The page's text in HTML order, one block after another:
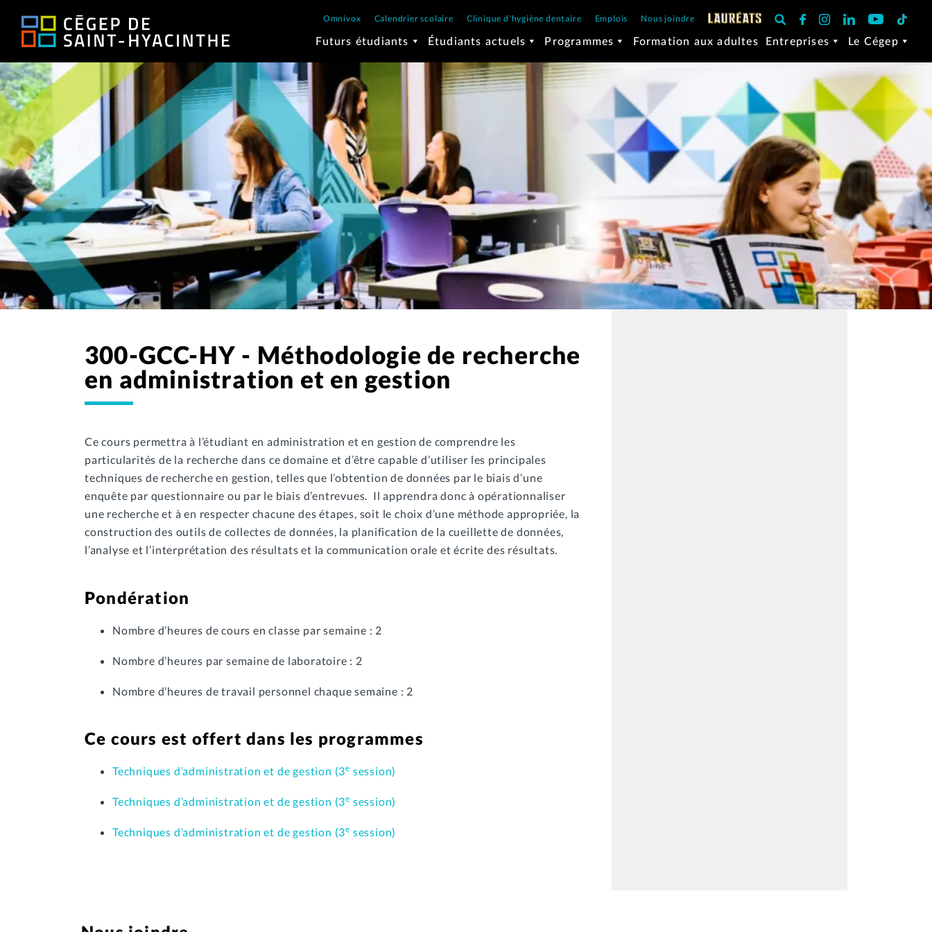
Omnivox Calendrier scolaire Clinique d’hygiène dentaire Emplois Nous joindre
Futurs étudiants Étudiants actuels Programmes Formation aux adultes Entreprises Le Cégep
300-GCC-HY - Méthodologie de recherche
en administration et en gestion
Ce cours permettra à l’étudiant en administration et en gestion de comprendre les
particularités de la recherche dans ce domaine et d’être capable d’utiliser les principales
techniques de recherche en gestion, telles que l’obtention de données par le biais d’une
enquête par questionnaire ou par le biais d’entrevues. Il apprendra donc à opérationnaliser
une recherche et à en respecter chacune des étapes, soit le choix d’une méthode appropriée, la
construction des outils de collectes de données, la planification de la cueillette de données,
l’analyse et l’interprétation des résultats et la communication orale et écrite des résultats.
Pondération
Nombre d’heures de cours en classe par semaine : 2
Nombre d’heures par semaine de laboratoire : 2
Nombre d’heures de travail personnel chaque semaine : 2
Ce cours est offert dans les programmes
Techniques d’administration et de gestion (3e session)
Techniques d’administration et de gestion (3e session)
Techniques d’administration et de gestion (3e session)